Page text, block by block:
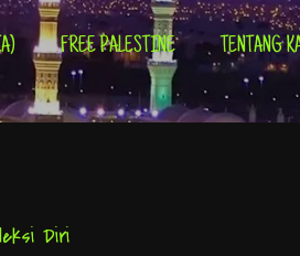
FREE PALESTINE TENTANG
Diri